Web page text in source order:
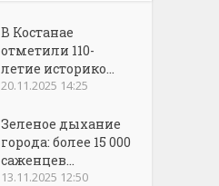
В Костанае
отметили 110-
летие историко...
20.11.2025 14:25
Зеленое дыхание
города: более 15 000
саженцев...
13.11.2025 12:50